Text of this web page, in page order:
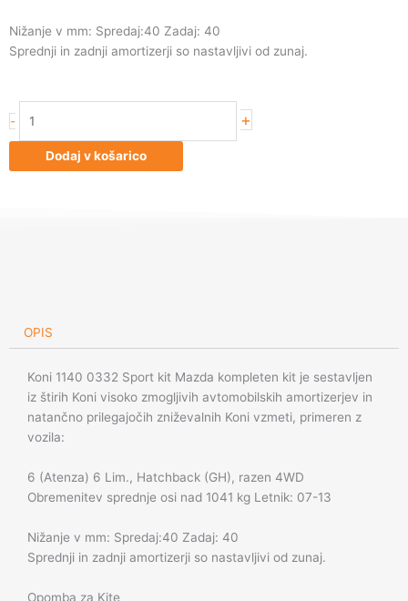
Nižanje v mm: Spredaj:40 Zadaj: 40
Sprednji in zadnji amortizerji so nastavljivi od zunaj.
-
1140
0332
Sport
+
Dodaj v košarico
OPIS
Koni 1140 0332 Sport kit Mazda kompleten kit je sestavljen
iz štirih Koni visoko zmogljivih avtomobilskih amortizerjev in
natančno prilegajočih zniževalnih Koni vzmeti, primeren z
vozila:
6 (Atenza) 6 Lim., Hatchback (GH), razen 4WD
Obremenitev sprednje osi nad 1041 kg Letnik: 07-13
Nižanje v mm: Spredaj:40 Zadaj: 40
Sprednji in zadnji amortizerji so nastavljivi od zunaj.
Opomba za Kite